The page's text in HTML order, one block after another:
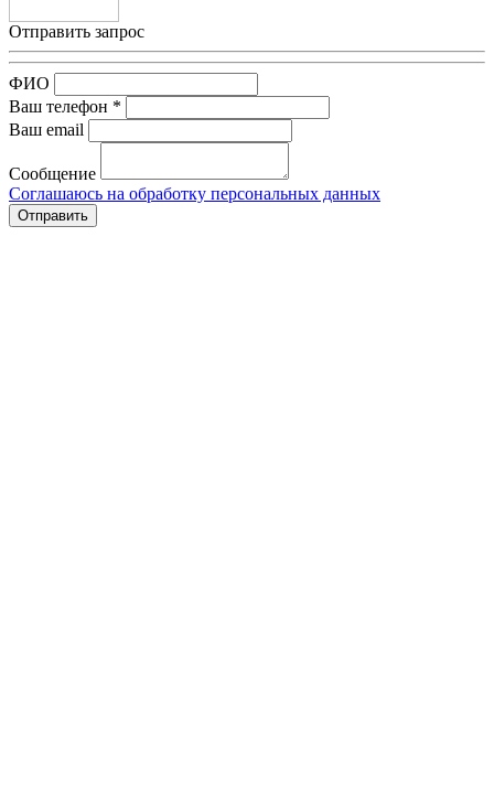
Отправить запрос
ФИО
Ваш телефон *
Ваш email
Сообщение
Соглашаюсь на обработку персональных данных
Отправить